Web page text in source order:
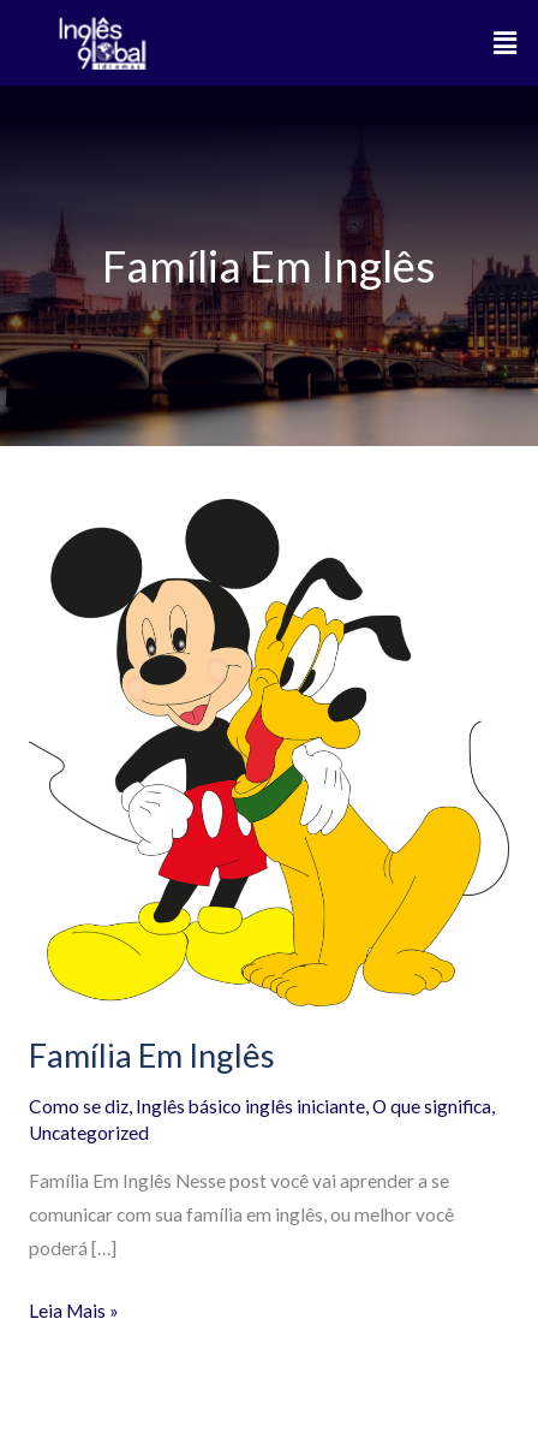
o
Família Em Inglês
Família Em Inglês
Como se diz, Inglês básico inglês iniciante,O que significa,
Uncategorized
Família Em Inglês Nesse post você vai aprender a se
comunicar com sua família em inglês, ou melhor você
poderá […]
Inglês
Leia Mais »